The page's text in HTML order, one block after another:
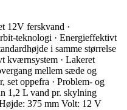
12V ferskvand ·
teknologi · Energieffektivt
i samme størrelse
kværnsystem · Lakeret
mellem sæde og
set oppefra · Problem- og
1,2 L vand pr. skylning
375 mm Volt: 12 V